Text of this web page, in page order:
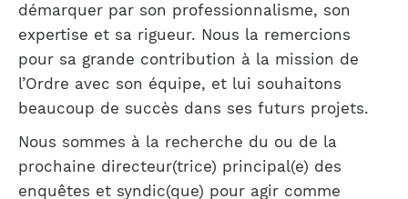
démarquer par son professionnalisme, son
expertise et sa rigueur. Nous la remercions
pour sa grande contribution à la mission de
l’Ordre avec son équipe, et lui souhaitons
beaucoup de succès dans ses futurs projets.
Nous sommes à la recherche du ou de la
prochaine directeur(trice) principal(e) des
enquêtes et syndic(que) pour agir comme